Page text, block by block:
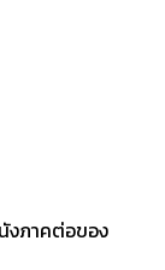
งภาคต่อของ